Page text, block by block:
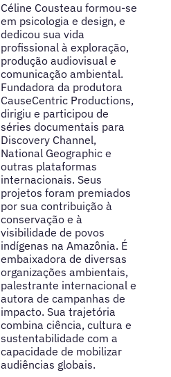
Céline Cousteau formou-se
em psicologia e design, e
dedicou sua vida
profissional à exploração,
produção audiovisual e
comunicação ambiental.
Fundadora da produtora
CauseCentric Productions,
dirigiu e participou de
séries documentais para
Discovery Channel,
National Geographic e
outras plataformas
internacionais. Seus
projetos foram premiados
por sua contribuição à
conservação e à
visibilidade de povos
indígenas na Amazônia. É
embaixadora de diversas
organizações ambientais,
palestrante internacional e
autora de campanhas de
impacto. Sua trajetória
combina ciência, cultura e
sustentabilidade com a
capacidade de mobilizar
audiências globais.